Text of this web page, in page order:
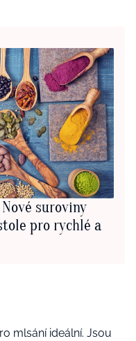
suroviny
pro rychlé a
mlsání ideální. Jsou